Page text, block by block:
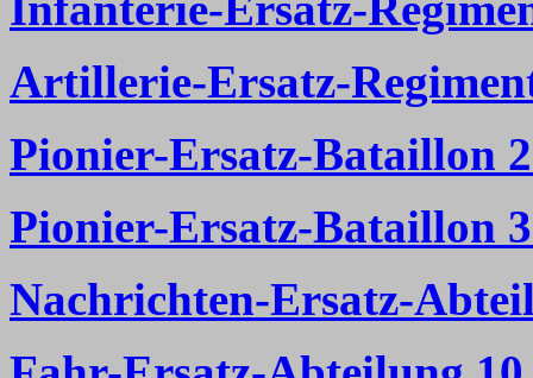
Artillerie-Ersatz-
Pionier-Ersatz-Bataillon
Pionier-Ersatz-Bataillon
Nachrichten-Ersatz-